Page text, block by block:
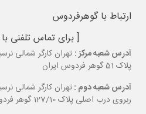
ارتباط با گوهرفردوس
[ برای تماس تلفنی
آدرس شعبه مرکز : تهران کارگر شمالی
پلاک 51 گوهر فردوس ایران
آدرس شعبه دوم :تهران کارگر شمالی
ربروی درب اصلی پلاک 127/10 گوهر فردوس ایران